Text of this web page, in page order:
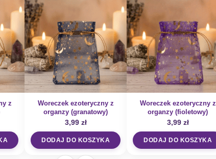
z
Woreczek ezoteryczny z
organzy (granatowy)
3,99 zł
DODAJ DO KOSZYKA
Woreczek ezoteryczny z
organzy (fioletowy)
3,99 zł
DODAJ DO KOSZYKA